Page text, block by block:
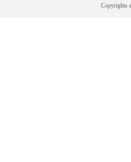
Copyrights